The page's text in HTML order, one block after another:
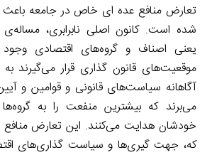
تعارض منافع عده ای خاص در جامعه باعث
شده است. کانون اصلی نابرابری،
یعنی اصناف و گروه‌های اقتصادی
موقعیت‌های قانون گذاری قرار می‌گیرند
آگاهانه سیاست‌های قانونی و قوامین و
می‌برند که بیشترین منفعت را به
خودشان هدایت می‌کنند. این تعارض
که، جهت گیری‌ها و سیاست گذاری‌های